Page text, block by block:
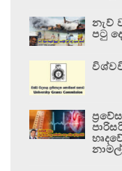
නැව්
පටු